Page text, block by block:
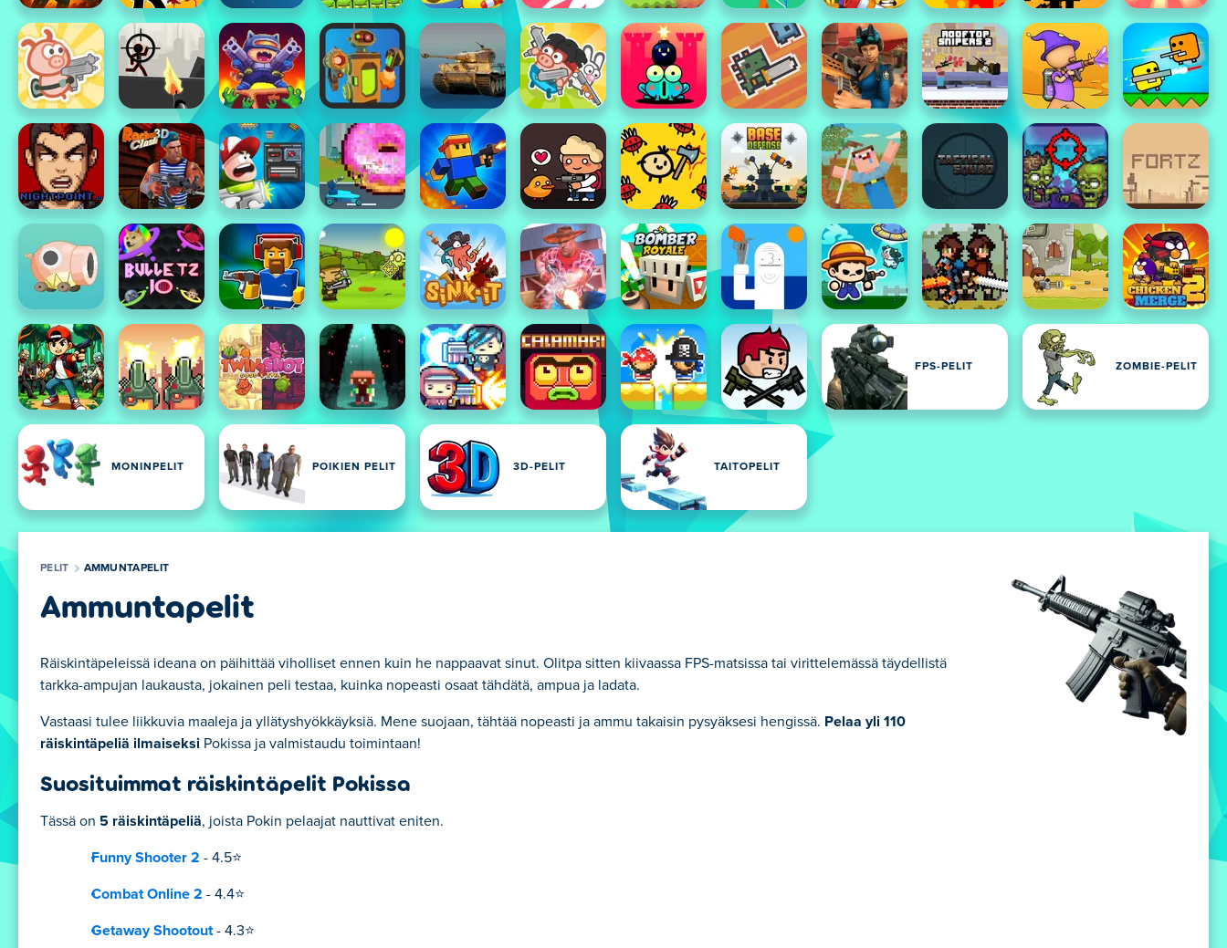
FPS-PELIT ZOMBIE-PELIT
MONINPELIT POIKIEN PELIT 3D-PELIT TAITOPELIT
PELIT AMMUNTAPELIT
Ammuntapelit
Räiskintäpeleissä ideana on päihittää viholliset ennen kuin he nappaavat sinut. Olitpa sitten kiivaassa FPS-matsissa tai virittelemässä täydellistä
tarkka-ampujan laukausta, jokainen peli testaa, kuinka nopeasti osaat tähdätä, ampua ja ladata.
Vastaasi tulee liikkuvia maaleja ja yllätyshyökkäyksiä. Mene suojaan, tähtää nopeasti ja ammu takaisin pysyäksesi hengissä. Pelaa yli 110
räiskintäpeliä ilmaiseksi Pokissa ja valmistaudu toimintaan!
Suosituimmat räiskintäpelit Pokissa
Tässä on 5 räiskintäpeliä, joista Pokin pelaajat nauttivat eniten.
Funny Shooter 2 - 4.5⭐
Combat Online 2 - 4.4⭐
Getaway Shootout - 4.3⭐